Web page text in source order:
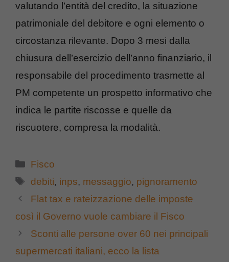
valutando l’entità del credito, la situazione
patrimoniale del debitore e ogni elemento o
circostanza rilevante. Dopo 3 mesi dalla
chiusura dell’esercizio dell’anno finanziario, il
responsabile del procedimento trasmette al
PM competente un prospetto informativo che
indica le partite riscosse e quelle da
riscuotere, compresa la modalità.
Categorie
Fisco
Tag
debiti, inps, messaggio, pignoramento
Flat tax e rateizzazione delle imposte
così il Governo vuole cambiare il Fisco
Sconti alle persone over 60 nei principali
supermercati italiani, ecco la lista